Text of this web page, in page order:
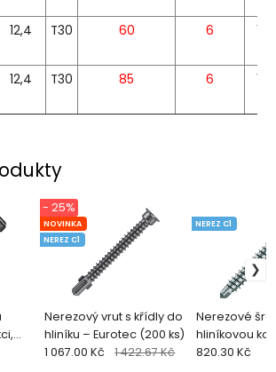
12,4 T30 60 6 100
12,4 T30 85 6 100
Nerezový vrut s křídly do
hliníku – Eurotec (200 ks)
NOVINKA
NEREZ C1
- 25%
1 067.00 Kč 1 422.67 Kč
Nerezové
hliníkovou
(200 ks),
NEREZ C1
820.30 Kč